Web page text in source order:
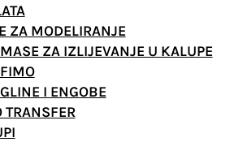
ZA MODELIRANJE
MASE ZA IZLIJEVANJE U KALUPE
FIMO
GLINE I ENGOBE
TRANSFER